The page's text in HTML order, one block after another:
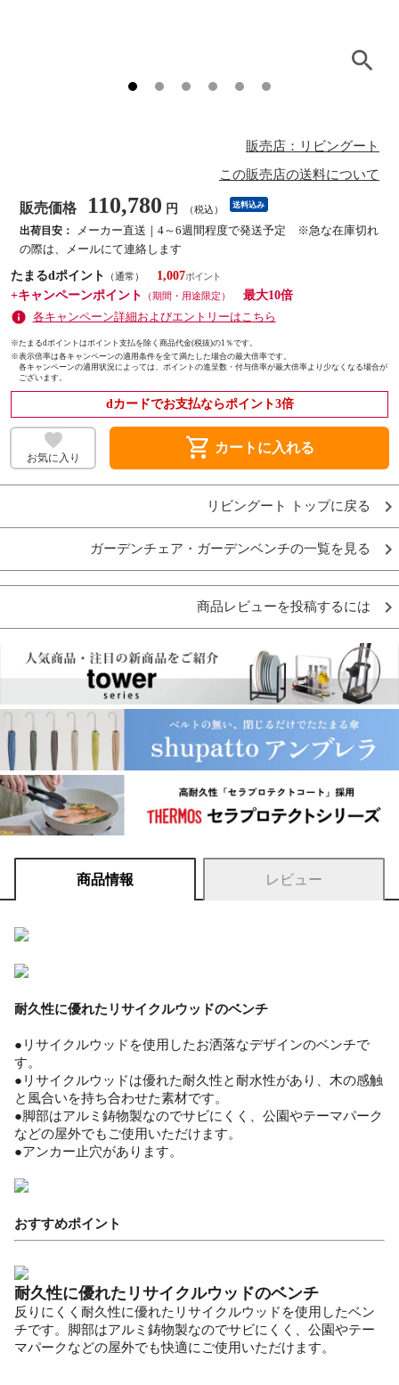
販売店：リビングート
この販売店の送料について
販売価格 110,780 円 （税込） 送料込み
出荷目安：
メーカー直送｜4～6週間程度で発送予定 ※急な在庫切れ
の際は、メールにて連絡します
たまるdポイント
（通常）
1,007
+キャンペーンポイント
（期間・用途限定）
最大10倍
各キャンペーン詳細およびエントリーはこちら
※たまるdポイントはポイント支払を除く商品代金(税抜)の1％です。
※表示倍率は各キャンペーンの適用条件を全て満たした場合の最大倍率です。
各キャンペーンの適用状況によっては、ポイントの進呈数・付与倍率が最大倍率より少なくなる場合が
ございます。
dカードでお支払ならポイント3倍
お気に入り shopping_cart カートに入れる
リビングート トップに戻る
ガーデンチェア・ガーデンベンチの一覧を見る
商品レビューを投稿するには
商品情報 レビュー
耐久性に優れたリサイクルウッドのベンチ
●リサイクルウッドを使用したお洒落なデザインのベンチで
す。
●リサイクルウッドは優れた耐久性と耐水性があり、木の感触
と風合いを持ち合わせた素材です。
●脚部はアルミ鋳物製なのでサビにくく、公園やテーマパーク
などの屋外でもご使用いただけます。
●アンカー止穴があります。
おすすめポイント
耐久性に優れたリサイクルウッドのベンチ
反りにくく耐久性に優れたリサイクルウッドを使用したベン
チです。脚部はアルミ鋳物製なのでサビにくく、公園やテー
マパークなどの屋外でも快適にご使用いただけます。